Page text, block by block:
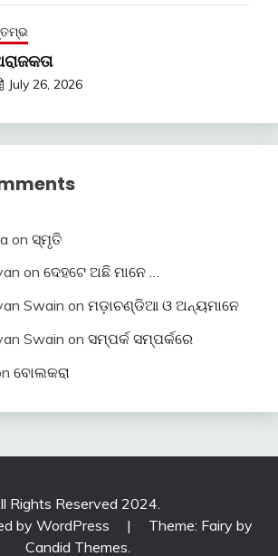
July 26, 2026
on ସ୍ମୃତି
on ଦେହଟେ ଅଛି ମାନେ …
Swain on ମଡ଼ାଚଣ୍ଡିଆ ଓ ଅନ୍ୟମାନେ
Swain on ସମ୍ପର୍କ ସମ୍ପର୍କରେ
ବୋଲକରା
Rights Reserved 2024.
by WordPress
|
Theme: Fairy by
Candid Themes